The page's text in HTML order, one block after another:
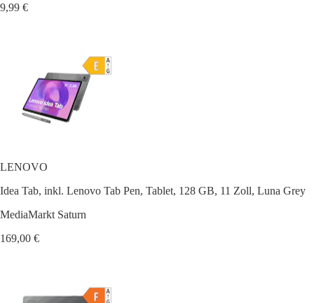
9,99 €
LENOVO
Idea Tab, inkl. Lenovo Tab Pen, Tablet, 128 GB, 11 Zoll, Luna Grey
MediaMarkt Saturn
169,00 €